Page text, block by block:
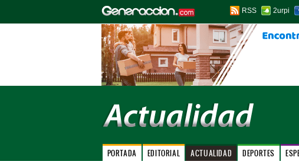
RSS 2urpi
PORTADA EDITORIAL ACTUALIDAD DEPORTES